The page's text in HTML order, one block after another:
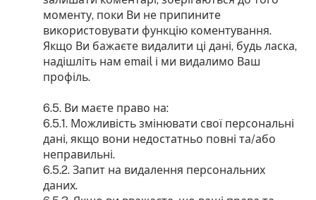
моменту, поки Ви не припините
використовувати функцію коментування.
Якщо Ви бажаєте видалити ці дані, будь ласка,
надішліть нам email і ми видалимо Ваш
профіль.
6.5. Ви маєте право на:
6.5.1. Можливість змінювати свої персональні
дані, якщо вони недостатньо повні та/або
неправильні.
6.5.2. Запит на видалення персональних
даних.